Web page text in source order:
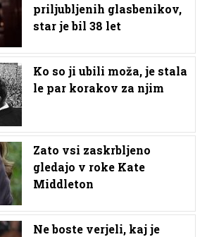
priljubljenih glasbenikov,
star je bil 38 let
Ko so ji ubili moža, je stala
le par korakov za njim
Zato vsi zaskrbljeno
gledajo v roke Kate
Middleton
Ne boste verjeli, kaj je